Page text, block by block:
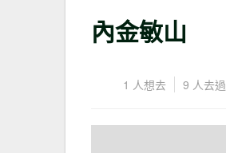
內金敏山
1 人想去 9 人去過